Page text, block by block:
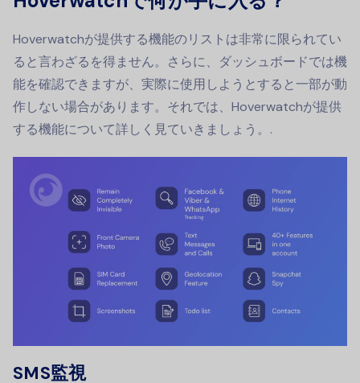
Hoverwatchが提供する機能のリストは非常に限られてい
ると言わざるを得ません。さらに、ダッシュボードでは機
能を確認できますが、実際に使用しようとすると一部が動
作しない場合があります。それでは、Hoverwatchが提供
する機能について詳しく見ていきましょう。.
SMS監視